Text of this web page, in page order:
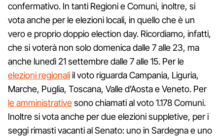
confermativo. In tanti Regioni e Comuni, inoltre, si
vota anche per le elezioni locali, in quello che è un
vero e proprio doppio election day. Ricordiamo, infatti,
che si voterà non solo domenica dalle 7 alle 23, ma
anche lunedì 21 settembre dalle 7 alle 15. Per le
elezioni regionaliil voto riguarda Campania, Liguria,
Marche, Puglia, Toscana, Valle d’Aosta e Veneto. Per
le amministrativesono chiamati al voto 1.178 Comuni.
Inoltre si vota anche per due elezioni suppletive, per i
seggi rimasti vacanti al Senato: uno in Sardegna e uno